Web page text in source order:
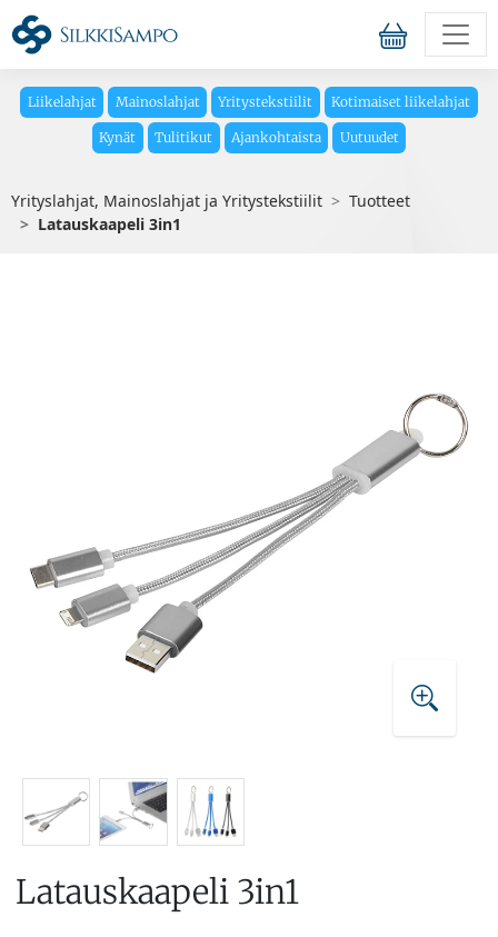
Liikelahjat Mainoslahjat Yritystekstiilit Kotimaiset liikelahjat
Kynät Tulitikut Ajankohtaista Uutuudet
Yrityslahjat, Mainoslahjat ja Yritystekstiilit
Tuotteet
Latauskaapeli 3in1
Latauskaapeli 3in1